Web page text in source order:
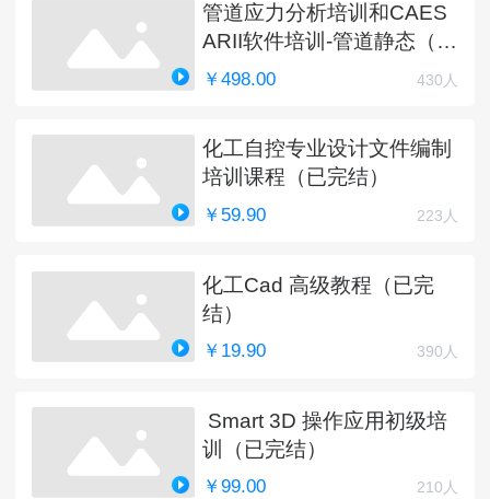
管道应力分析培训和CAES
ARII软件培训-管道静态（完
结）
￥498.00 430人
化工自控专业设计文件编制
培训课程（已完结）
￥59.90 223人
化工Cad 高级教程（已完
结）
￥19.90 390人
Smart 3D 操作应用初级培
训（已完结）
￥99.00 210人